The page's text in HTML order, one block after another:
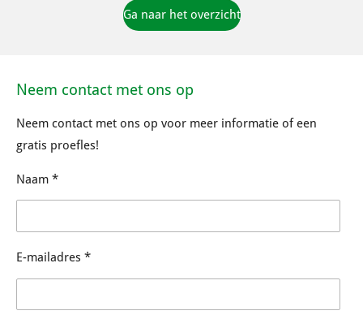
Ga naar het overzicht
Neem contact met ons op
Neem contact met ons op voor meer informatie of een
gratis proefles!
Naam *
E-mailadres *